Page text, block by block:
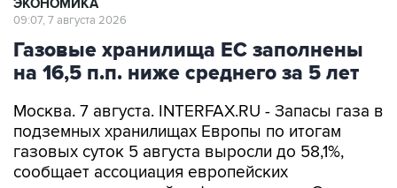
Газовые хранилища ЕС заполнены
на 16,5 п.п. ниже среднего за 5 лет
Москва. 7 августа. INTERFAX.RU - Запасы газа в
газовых суток 5 августа выросли до 58,1%,
сообщает ассоциация европейских
операторов газовой инфраструктуры Gas
Infrastructure Europe (GIE).